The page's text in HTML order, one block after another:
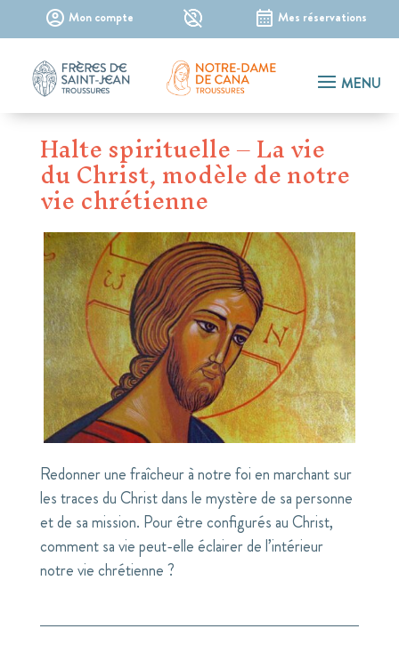
Mon compte – Mes réservations
Halte spirituelle – La vie
du Christ, modèle de notre
vie chrétienne
Redonner une fraîcheur à notre foi en marchant sur
les traces du Christ dans le mystère de sa personne
et de sa mission. Pour être configurés au Christ,
comment sa vie peut-elle éclairer de l’intérieur
notre vie chrétienne ?